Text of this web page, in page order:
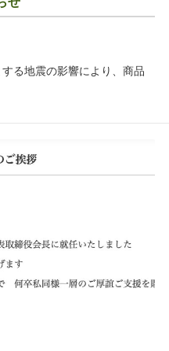
る地震の影響により、商品